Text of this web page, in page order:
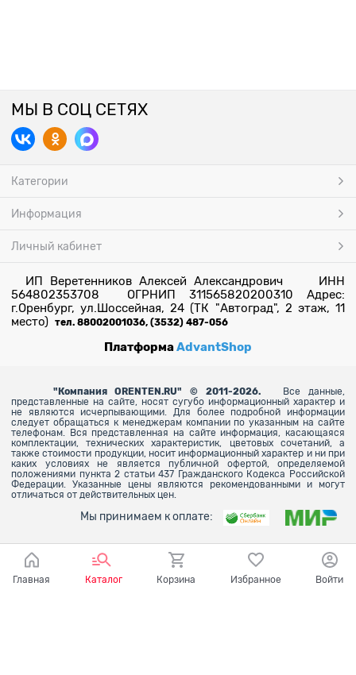
МЫ В СОЦ СЕТЯХ
Категории
Информация
Личный кабинет
ИП Веретенников Алексей Александрович ИНН
564802353708 ОГРНИП 311565820200310 Адрес:
г.Оренбург, ул.Шоссейная, 24 (ТК "Автоград", 2 этаж, 11
место) тел. 88002001036, (3532) 487-056
ПлатформаAdvantShop
" Компания ORENTEN.RU" © 2011-2026.
Все данные,
представленные на сайте, носят сугубо информационный характер и
не являются исчерпывающими. Для более подробной информации
следует обращаться к менеджерам компании по указанным на сайте
телефонам. Вся представленная на сайте информация, касающаяся
комплектации, технических характеристик, цветовых сочетаний, а
также стоимости продукции, носит информационный характер и ни при
каких условиях не является публичной офертой, определяемой
положениями пункта 2 статьи 437 Гражданского Кодекса Российской
Федерации. Указанные цены являются рекомендованными и могут
отличаться от действительных цен.
Мы принимаем к оплате:
Главная Каталог Корзина Избранное Войти